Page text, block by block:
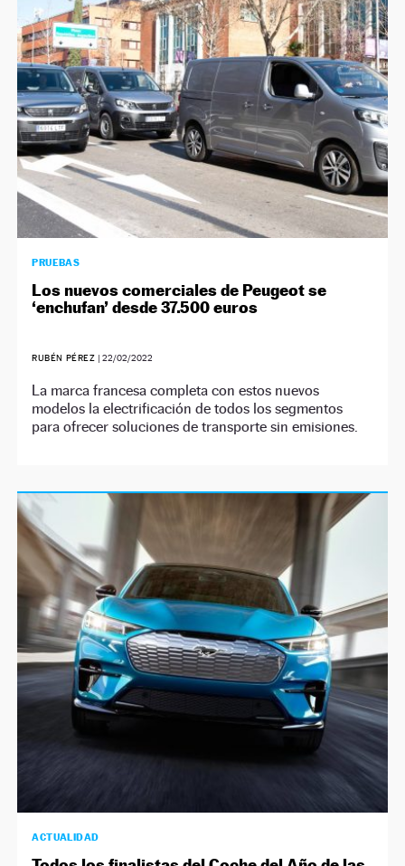
PRUEBAS
Los nuevos comerciales de Peugeot se
‘enchufan’ desde 37.500 euros
RUBÉN PÉREZ |22/02/2022
La marca francesa completa con estos nuevos
modelos la electrificación de todos los segmentos
para ofrecer soluciones de transporte sin emisiones.
ACTUALIDAD